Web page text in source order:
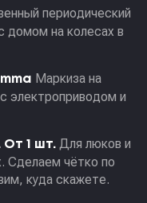
периодический
домом на колесах в
Маркиза на
электроприводом и
От 1 шт. Для люков и
Сделаем чётко по
куда скажете.